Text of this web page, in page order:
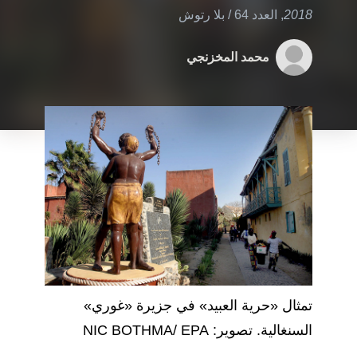
2018
, العدد 64 / بلا رتوش
محمد المخزنجي
تمثال «حرية العبيد» في جزيرة «غوري»
السنغالية. تصوير: NIC BOTHMA/ EPA